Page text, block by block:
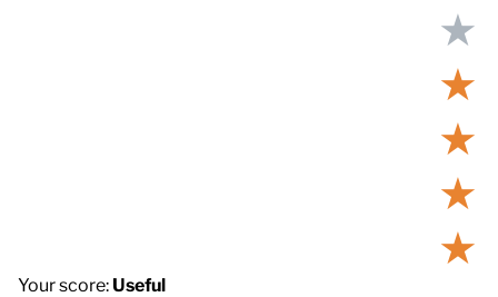
★
★
★
★
★
Your score: Useful